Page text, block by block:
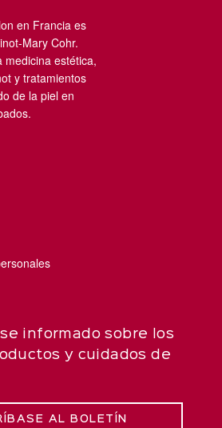
en Francia es
Mary Cohr.
medicina estética,
y tratamientos
de la piel en
informado sobre los
y cuidados de
AL BOLETÍN